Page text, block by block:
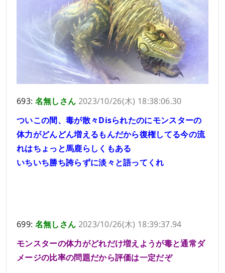
693: 名無しさん 2023/10/26(木) 18:38:06.30
ついこの間、毒が散々Disられたのにモンスターの
体力がどんどん増えるもんだから復権してる今の流
れはちょっと馬鹿らしくもある
いちいち勝ち誇らずに淡々と語ってくれ
699: 名無しさん 2023/10/26(木) 18:39:37.94
モンスターの体力がどれだけ増えようが毒と通常ダ
メージの比率の問題だから評価は一定だぞ